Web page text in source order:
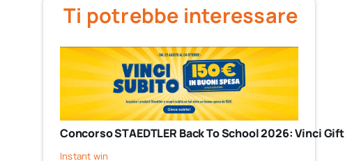
Ti potrebbe interessare
Concorso STAEDTLER Back To School 2026: Vinci
Instant win